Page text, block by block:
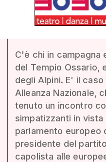
C'è chi in
del Tempio Ossario,
degli Alpini. E' il
Alleanza Nazionale,
tenuto un incontro
simpatizzanti in
parlamento europeo
presidente del
capolista alle